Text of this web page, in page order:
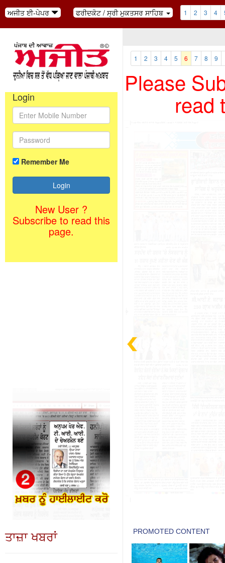
ਅਜੀਤ ਈ-ਪੇਪਰ ਫਰੀਦਕੋਟ / ਸ੍ਰੀ ਮੁਕਤਸਰ ਸਾਹਿਬ 1 2 3 4
Login
Remember Me
New User ?
Subscribe to read this
page.
ਤਾਜ਼ਾ ਖਬਰਾਂ
1 2 3 4 5 6 7 8 9
Please
read